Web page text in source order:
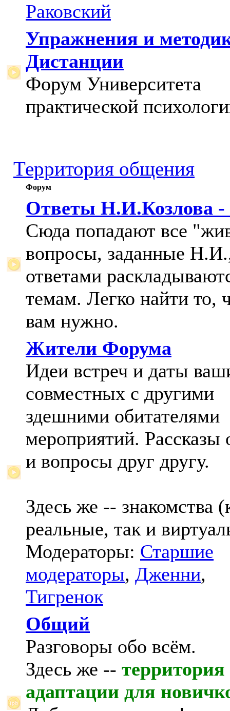
Раковский
Упражнения и
Дистанции
Форум Университета
практической
Территория общения
Форум
Ответы Н.И.Козлова -
Сюда попадают все
вопросы, заданные
ответами
темам. Легко найти то,
вам нужно.
Жители Форума
Идеи встреч и даты
совместных с другими
здешними обитателями
мероприятий. Рассказы
и вопросы друг другу.
Здесь же -- знакомства
реальные, так и
Модераторы: Старшие
модераторы, Дженни,
Тигренок
Общий
Разговоры обо всём.
Здесь же -- территория
адаптации для